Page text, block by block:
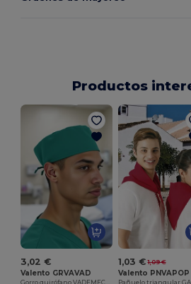
Productos
3,02 €
Valento GRVAVAD
1,03 € 1,09 €
Valento PNVAPOP
Pañuelo triangular